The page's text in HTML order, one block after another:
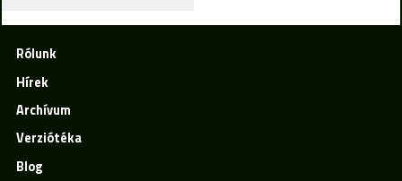
Rólunk
Hírek
Archívum
Verziótéka
Blog